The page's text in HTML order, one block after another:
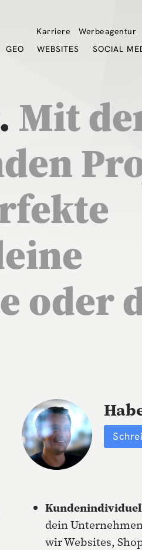
Karriere Werbeagentur
GEO WEBSITES SOCIAL
Mit
oder
dein
wir Websites,